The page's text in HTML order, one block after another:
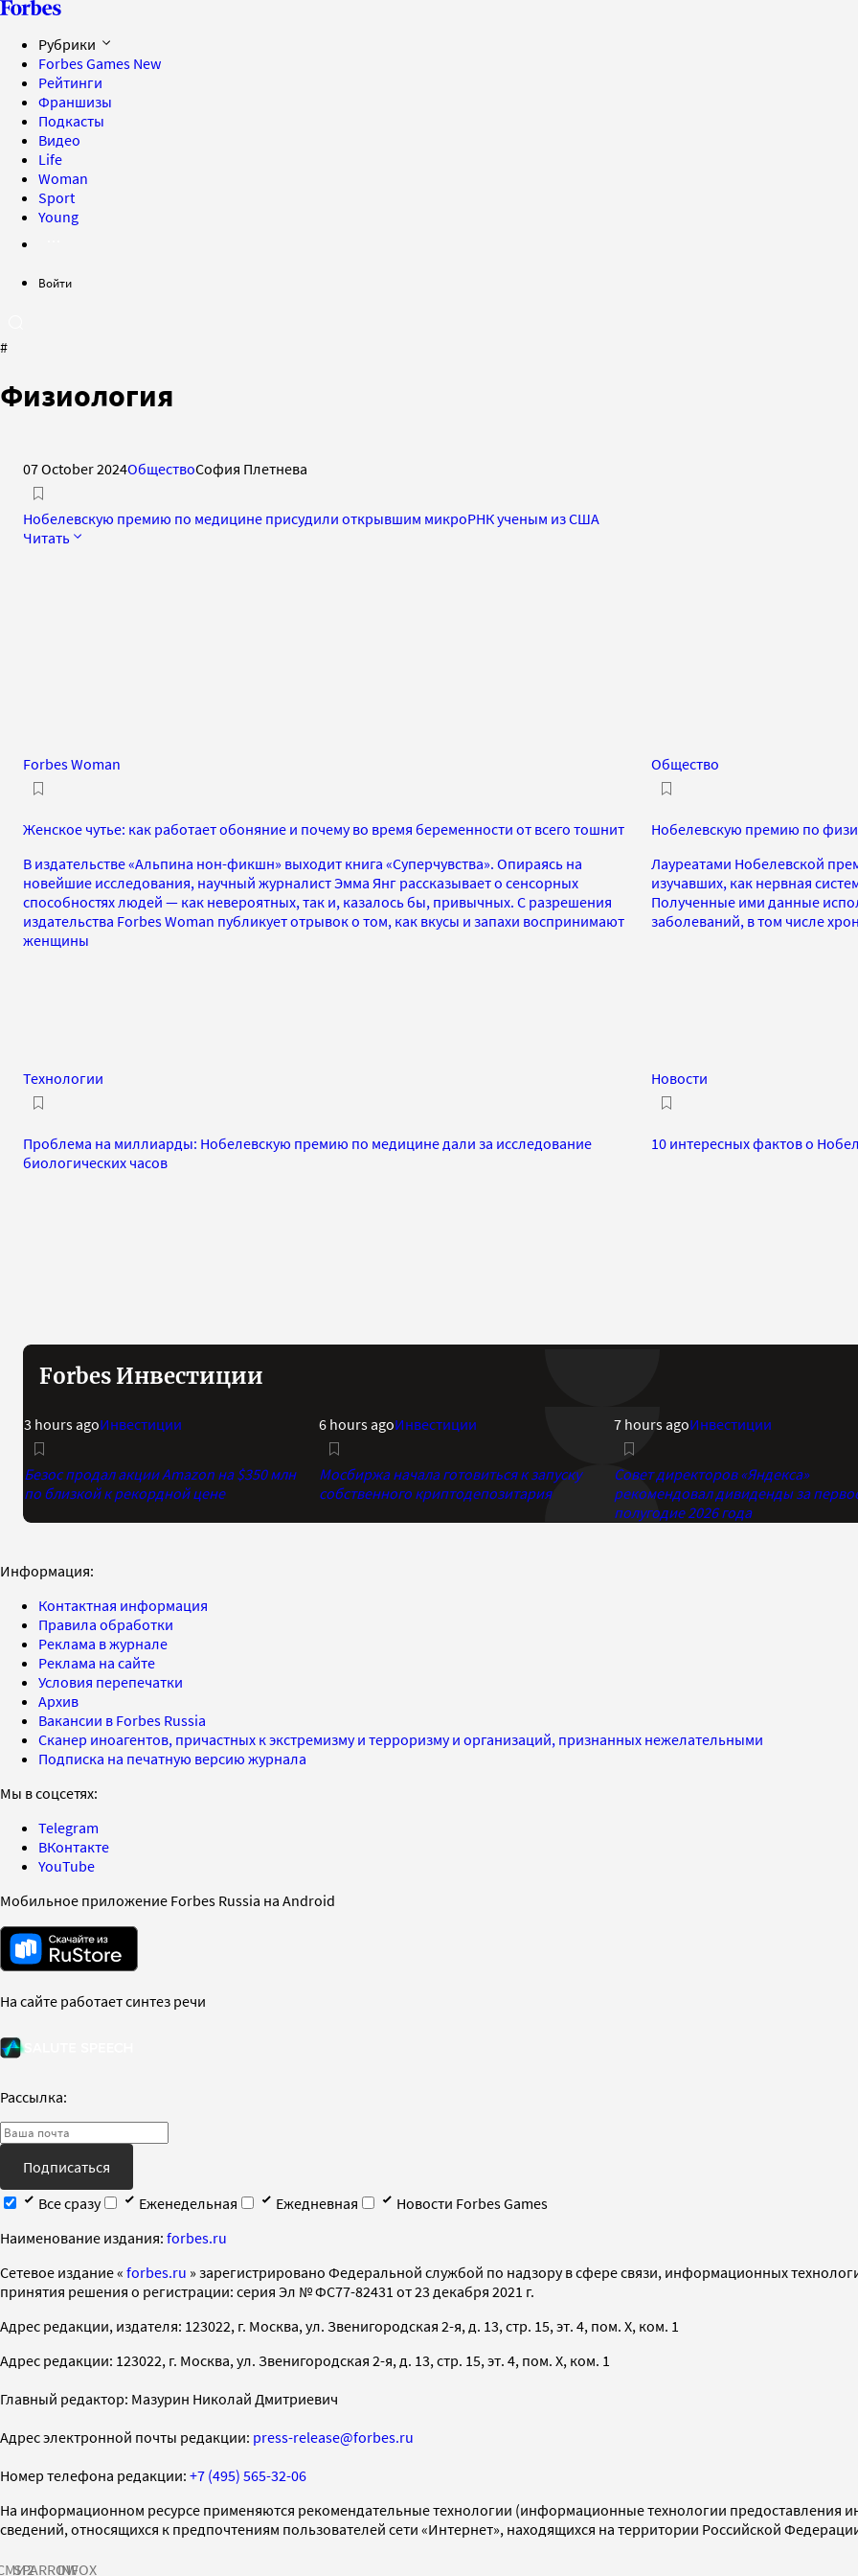
Рубрики
Forbes Games New
Рейтинги
Франшизы
Подкасты
Видео
Life
Woman
Sport
Young
Войти
#
Физиология
07 October 2024ОбществоСофия Плетнева
Нобелевскую премию по медицине присудили открывшим микроРНК ученым из США
Читать
Forbes Woman
Женское чутье: как работает обоняние и почему во время беременности от всего тошнит
В издательстве «Альпина нон-фикшн» выходит книга «Суперчувства». Опираясь на
новейшие исследования, научный журналист Эмма Янг рассказывает о сенсорных
способностях людей — как невероятных, так и, казалось бы, привычных. С разрешения
издательства Forbes Woman публикует отрывок о том, как вкусы и запахи воспринимают
женщины
Общество
Нобелевскую премию по
Лауреатами Нобелевской
изучавших, как нервная
Полученные ими данные
заболеваний, в том числе
Технологии
Проблема на миллиарды: Нобелевскую премию по медицине дали за исследование
биологических часов
Новости
10 интересных фактов о
Forbes Инвестиции
3 hours agoИнвестиции
Безос продал акции Amazon на $350 млн
по близкой к рекордной цене
6 hours agoИнвестиции
Мосбиржа начала готовиться к запуску
собственного криптодепозитария
7 hours agoИнвестиции
Совет директоров «Яндекса»
рекомендовал дивиденды за
полугодие 2026 года
Информация:
Контактная информация
Правила обработки
Реклама в журнале
Реклама на сайте
Условия перепечатки
Архив
Вакансии в Forbes Russia
Сканер иноагентов, причастных к экстремизму и терроризму и организаций, признанных нежелательными
Подписка на печатную версию журнала
Мы в соцсетях:
Telegram
ВКонтакте
YouTube
Мобильное приложение Forbes Russia на Android
На сайте работает синтез речи
Рассылка:
Подписаться
Все сразу
Еженедельная Ежедневная
Новости Forbes Games
Наименование издания: forbes.ru
Cетевое издание « forbes.ru » зарегистрировано Федеральной службой по надзору в сфере связи, информационных
принятия решения о регистрации: серия Эл № ФС77-82431 от 23 декабря 2021 г.
Адрес редакции, издателя: 123022, г. Москва, ул. Звенигородская 2-я, д. 13, стр. 15, эт. 4, пом. X, ком. 1
Адрес редакции: 123022, г. Москва, ул. Звенигородская 2-я, д. 13, стр. 15, эт. 4, пом. X, ком. 1
Главный редактор: Мазурин Николай Дмитриевич
Адрес электронной почты редакции: press-release@forbes.ru
Номер телефона редакции: +7 (495) 565-32-06
На информационном ресурсе применяются рекомендательные технологии (информационные технологии предоставления
сведений, относящихся к предпочтениям пользователей сети «Интернет», находящихся на территории Российской
SPARROWINFOX